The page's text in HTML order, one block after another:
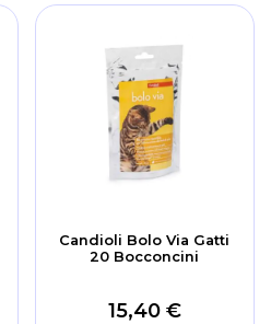
Candioli Bolo Via Gatti
20 Bocconcini
15,40 €